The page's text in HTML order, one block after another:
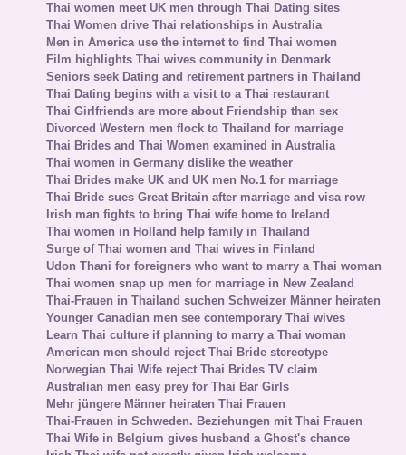
Thai women meet UK men through Thai Dating sites
Thai Women drive Thai relationships in Australia
Men in America use the internet to find Thai women
Film highlights Thai wives community in Denmark
Seniors seek Dating and retirement partners in Thailand
Thai Dating begins with a visit to a Thai restaurant
Thai Girlfriends are more about Friendship than sex
Divorced Western men flock to Thailand for marriage
Thai Brides and Thai Women examined in Australia
Thai women in Germany dislike the weather
Thai Brides make UK and UK men No.1 for marriage
Thai Bride sues Great Britain after marriage and visa row
Irish man fights to bring Thai wife home to Ireland
Thai women in Holland help family in Thailand
Surge of Thai women and Thai wives in Finland
Udon Thani for foreigners who want to marry a Thai woman
Thai women snap up men for marriage in New Zealand
Thai-Frauen in Thailand suchen Schweizer Männer heiraten
Younger Canadian men see contemporary Thai wives
Learn Thai culture if planning to marry a Thai woman
American men should reject Thai Bride stereotype
Norwegian Thai Wife reject Thai Brides TV claim
Australian men easy prey for Thai Bar Girls
Mehr jüngere Männer heiraten Thai Frauen
Thai-Frauen in Schweden. Beziehungen mit Thai Frauen
Thai Wife in Belgium gives husband a Ghost's chance